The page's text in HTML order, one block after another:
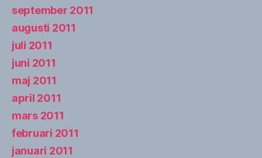
september 2011
augusti 2011
juli 2011
juni 2011
maj 2011
april 2011
mars 2011
februari 2011
januari 2011